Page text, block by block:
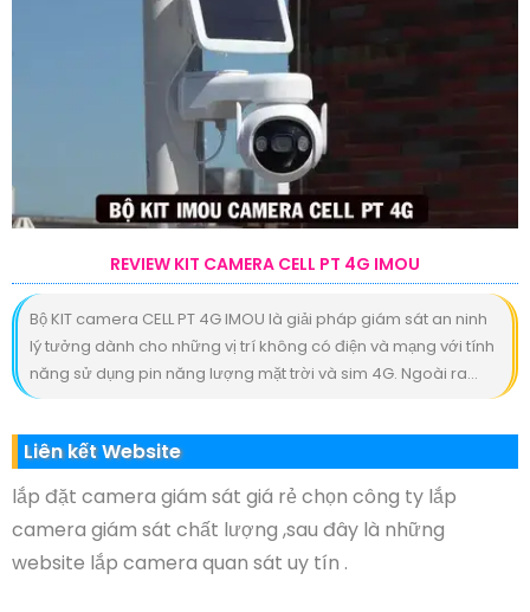
REVIEW KIT CAMERA CELL PT 4G IMOU
Bộ KIT camera CELL PT 4G IMOU là giải pháp giám sát an ninh
lý tưởng dành cho những vị trí không có điện và mạng với tính
năng sử dụng pin năng lượng mặt trời và sim 4G. Ngoài ra...
Liên kết Website
lắp đặt camera giám sát giá rẻ chọn công ty lắp
camera giám sát chất lượng ,sau đây là những
website lắp camera quan sát uy tín .